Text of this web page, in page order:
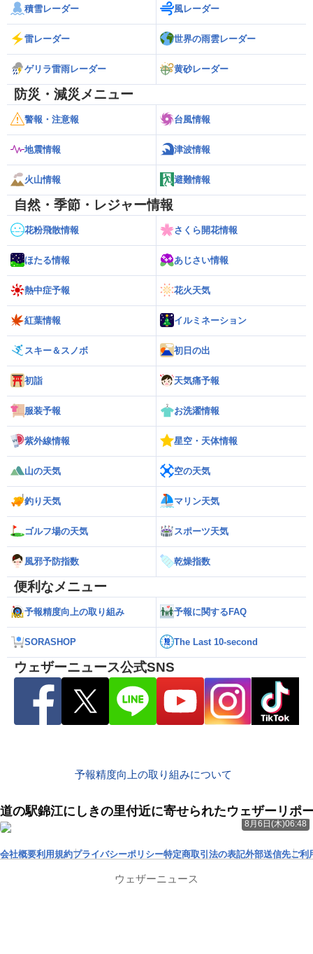
積雪レーダー 風レーダー
雷レーダー 世界の雨雲レーダー
ゲリラ雷雨レーダー 黄砂レーダー
防災・減災メニュー
警報・注意報 台風情報
地震情報 津波情報
火山情報 避難情報
自然・季節・レジャー情報
花粉飛散情報 さくら開花情報
ほたる情報 あじさい情報
熱中症予報 花火天気
紅葉情報 イルミネーション
スキー＆スノボ 初日の出
初詣 天気痛予報
服装予報 お洗濯情報
紫外線情報 星空・天体情報
山の天気 空の天気
釣り天気 マリン天気
ゴルフ場の天気 スポーツ天気
風邪予防指数 乾燥指数
便利なメニュー
予報精度向上の取り組み 予報に関するFAQ
SORASHOP The Last 10-second
ウェザーニュース公式SNS
予報精度向上の取り組みについて
道の駅錦江にしきの里付近に寄せられたウェザーリポ
8月6日(木)06:48
会社概要利用規約プライバシーポリシー特定商取引法の表記外部送信先ご利
ウェザーニュース